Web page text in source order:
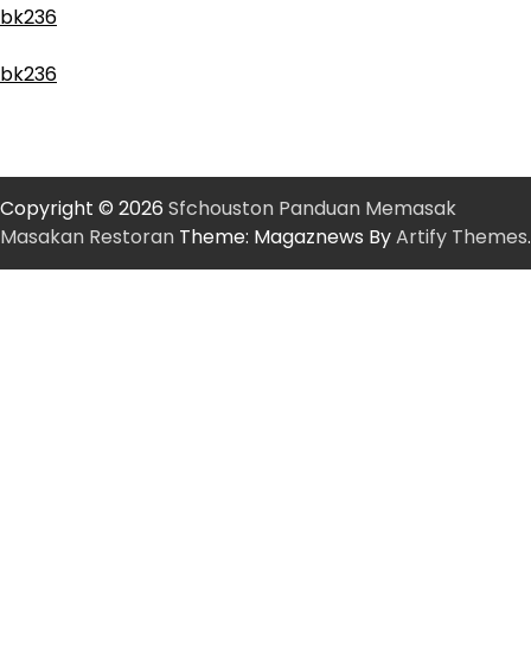
bk236
bk236
Copyright © 2026 Sfchouston Panduan Memasak
Masakan Restoran Theme: Magaznews ByArtify Themes.